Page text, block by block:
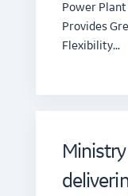
Power
Provides
Flexibility…